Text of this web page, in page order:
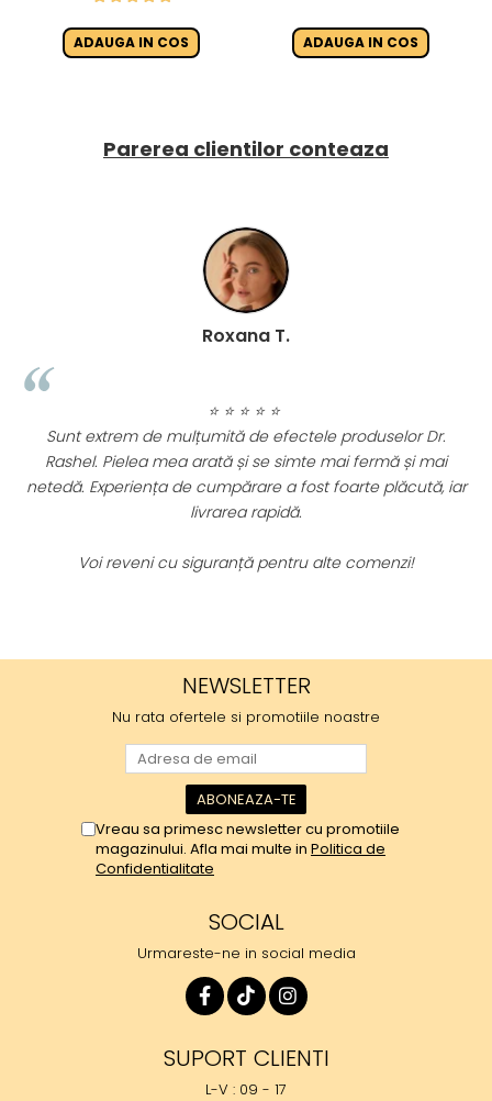
ADAUGA IN COS ADAUGA IN COS
Parerea clientilor conteaza
Roxana T.
⭐ ⭐ ⭐ ⭐ ⭐
Sunt extrem de mulțumită de efectele produselor Dr.
Rashel. Pielea mea arată și se simte mai fermă și mai
netedă. Experiența de cumpărare a fost foarte plăcută, iar
livrarea rapidă.
Voi reveni cu siguranță pentru alte comenzi!
NEWSLETTER
Nu rata ofertele si promotiile noastre
Vreau sa primesc newsletter cu promotiile
magazinului. Afla mai multe in Politica de
Confidentialitate
SOCIAL
Urmareste-ne in social media
SUPORT CLIENTI
L-V : 09 - 17